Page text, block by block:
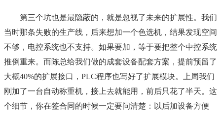
第三个坑也是最隐蔽的，就是忽视了未来的扩展性。我们
当时那条失败的生产线，后来想加一个色选机，结果发现空间
不够，电控系统也不支持。如果要加，等于要把整个中控系统
推倒重来。而陈总给我们做的成套设备配套方案，提前预留了
大概40%的扩展接口，PLC程序也写好了扩展模块。上周我们
刚加了一台自动称重机，接上去就能用，前后只花了半天。这
个细节，你在签合同的时候一定要问清楚：以后加设备方便